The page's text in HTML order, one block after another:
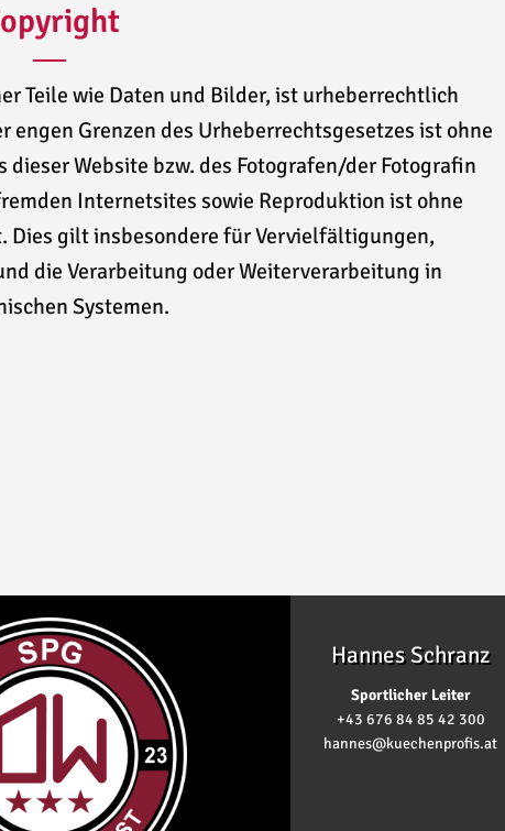
Teile wie Daten und Bilder, ist urheberrechtlich
Grenzen des Urheberrechtsgesetzes ist ohne
Website bzw. des Fotografen/der Fotografin
Internetsites sowie Reproduktion ist ohne
gilt insbesondere für Vervielfältigungen,
die Verarbeitung oder Weiterverarbeitung in
Systemen.
Hannes Schranz
Sportlicher Leiter
+43 676 84 85 42 300
hannes@kuechenprofis.at